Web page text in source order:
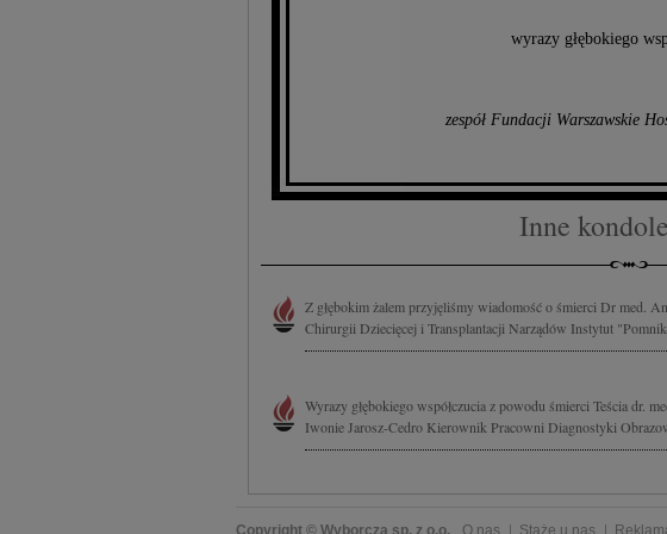
wyrazy głębokiego
zespół Fundacji Warszawskie
Inne
Z głębokim żalem przyjęliśmy wiadomość o śmierci Dr med.
Chirurgii Dziecięcej i Transplantacji Narządów Instytut
Wyrazy głębokiego współczucia z powodu śmierci Teścia dr.
Iwonie Jarosz-Cedro Kierownik Pracowni Diagnostyki
Copyright © Wyborcza sp. z o.o. O nas Staże u nas